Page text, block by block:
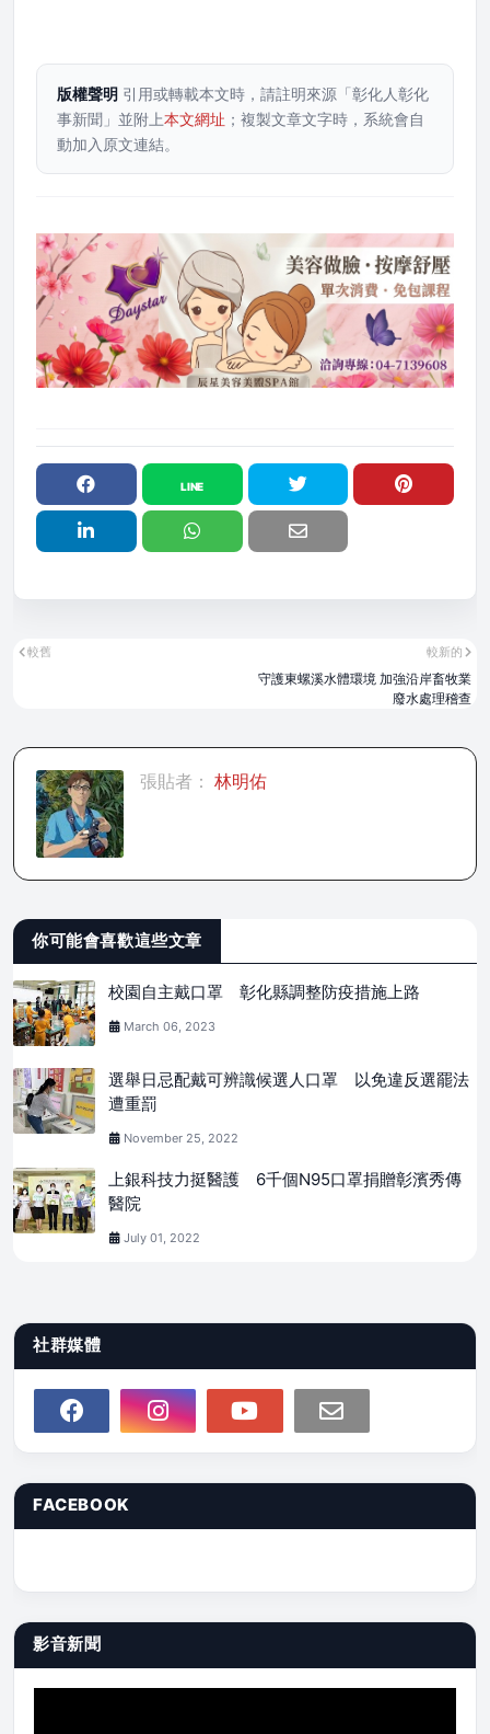
版權聲明 引用或轉載本文時，請註明來源「彰化人彰化
事新聞」並附上本文網址 ；複製文章文字時，系統會自
動加入原文連結。
較新的
守護東螺溪水體環境 加強沿岸畜牧業
廢水處理稽查
較舊
張貼者： 林明佑
你可能會喜歡這些文章
校園自主戴口罩 彰化縣調整防疫措施上路
March 06, 2023
選舉日忌配戴可辨識候選人口罩 以免違反選罷法
遭重罰
November 25, 2022
上銀科技力挺醫護 6千個N95口罩捐贈彰濱秀傳
醫院
July 01, 2022
社群媒體
FACEBOOK
影音新聞